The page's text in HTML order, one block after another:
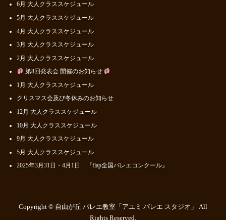
6月 大人クラススケジュール
5月 大人クラススケジュール
4月 大人クラススケジュール
3月 大人クラススケジュール
2月 大人クラススケジュール
第8回発表会 開催のお知らせ
1月 大人クラススケジュール
クリスマス会及び冬休みのお知らせ
12月 大人クラススケジュール
10月 大人クラススケジュール
9月 大人クラススケジュール
5月 大人クラススケジュール
2025年3月31日・4月1日 『flap全国バレエコンクール』
Copyright © 自由が丘 バレエ教室「アユミ バレエ スタジオ」 All
Rights Reserved.